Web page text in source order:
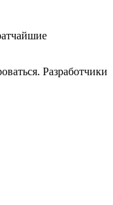
Разработчики